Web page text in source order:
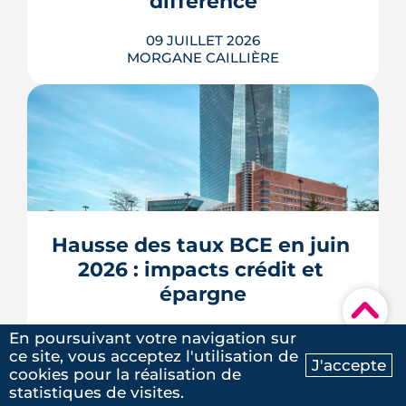
Ma recherche Contactez-nous
▾
Laure G.| le 20 Mai 2025
09 JUILLET 2026
MORGANE CAILLIÈRE
À l'échelle de Toulouse, la température
nocturne peut varier de plusieurs
degrés d'un secteur à l'autre lors des
fortes chaleurs : Météo-France
pouvant atteindre 4 °C après une
journée d'été fortement ensoleillée.
Densité minérale, hauteur du bâti, v�...
LIRE L'ARTICLE
Hausse des taux BCE en juin
2026 : impacts crédit et
épargne
08 JUILLET 2026
MORGANE CAILLIÈRE
En poursuivant votre navigation sur
ce site, vous acceptez l'utilisation de
cookies pour la réalisation de
statistiques de visites.
J'accepte